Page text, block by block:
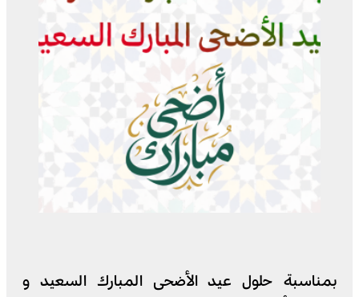
بمناسبة حلول عيد الأضحى المبارك السعيد و